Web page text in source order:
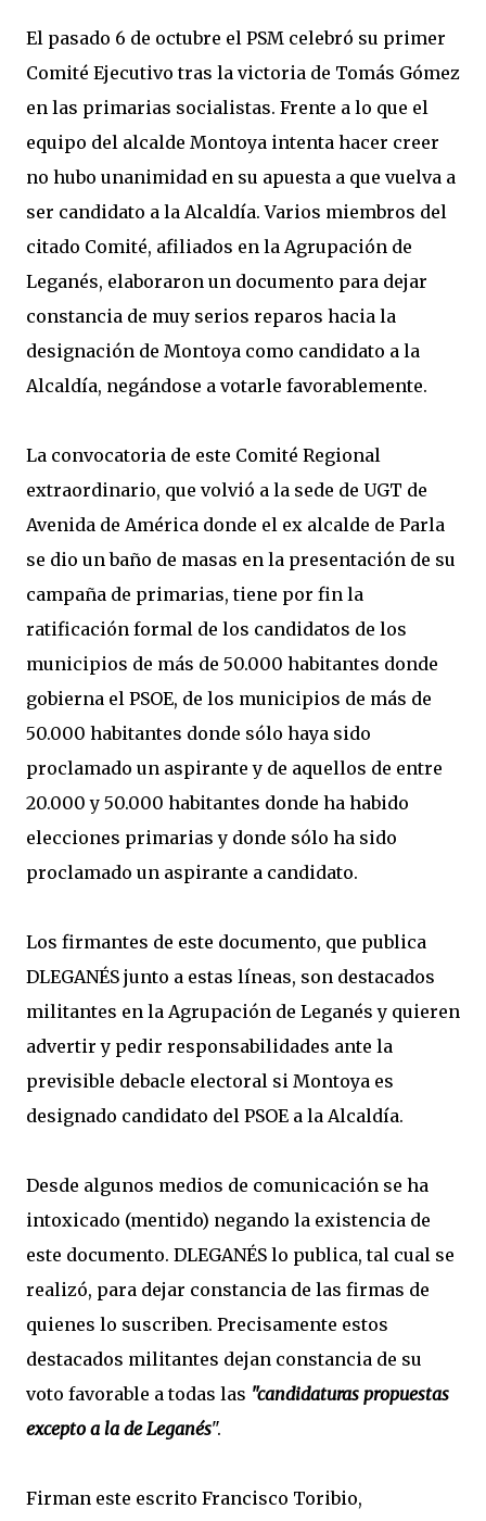
El pasado 6 de octubre el PSM celebró su primer
Comité Ejecutivo tras la victoria de Tomás Gómez
en las primarias socialistas. Frente a lo que el
equipo del alcalde Montoya intenta hacer creer
no hubo unanimidad en su apuesta a que vuelva a
ser candidato a la Alcaldía. Varios miembros del
citado Comité, afiliados en la Agrupación de
Leganés, elaboraron un documento para dejar
constancia de muy serios reparos hacia la
designación de Montoya como candidato a la
Alcaldía, negándose a votarle favorablemente.
La convocatoria de este Comité Regional
extraordinario, que volvió a la sede de UGT de
Avenida de América donde el ex alcalde de Parla
se dio un baño de masas en la presentación de su
campaña de primarias, tiene por fin la
ratificación formal de los candidatos de los
municipios de más de 50.000 habitantes donde
gobierna el PSOE, de los municipios de más de
50.000 habitantes donde sólo haya sido
proclamado un aspirante y de aquellos de entre
20.000 y 50.000 habitantes donde ha habido
elecciones primarias y donde sólo ha sido
proclamado un aspirante a candidato.
Los firmantes de este documento, que publica
DLEGANÉS junto a estas líneas, son destacados
militantes en la Agrupación de Leganés y quieren
advertir y pedir responsabilidades ante la
previsible debacle electoral si Montoya es
designado candidato del PSOE a la Alcaldía.
Desde algunos medios de comunicación se ha
intoxicado (mentido) negando la existencia de
este documento. DLEGANÉS lo publica, tal cual se
realizó, para dejar constancia de las firmas de
quienes lo suscriben. Precisamente estos
destacados militantes dejan constancia de su
voto favorable a todas las "candidaturas propuestas
excepto a la de Leganés".
Firman este escrito Francisco Toribio,